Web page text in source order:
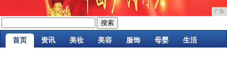
广告
首页 资讯 美妆 美容 服饰 母婴 生活